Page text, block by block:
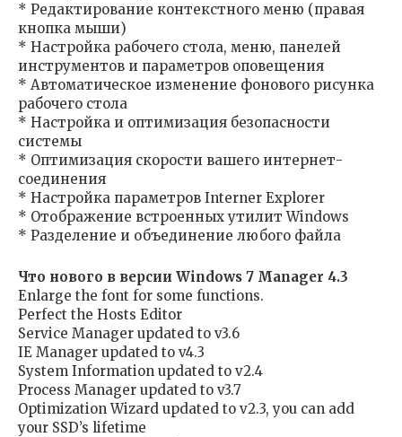
* Редактирование контекстного меню (правая
кнопка мыши)
* Настройка рабочего стола, меню, панелей
инструментов и параметров оповещения
* Автоматическое изменение фонового рисунка
рабочего стола
* Настройка и оптимизация безопасности
системы
* Оптимизация скорости вашего интернет-
соединения
* Настройка параметров Interner Explorer
* Отображение встроенных утилит Windows
* Разделение и объединение любого файла
Что нового в версии Windows 7 Manager 4.3
Enlarge the font for some functions.
Perfect the Hosts Editor
Service Manager updated to v3.6
IE Manager updated to v4.3
System Information updated to v2.4
Process Manager updated to v3.7
Optimization Wizard updated to v2.3, you can add
your SSD’s lifetime